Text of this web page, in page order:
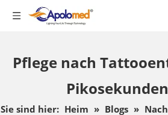
Pflege nach
Sie sind hier: Heim » Blogs »